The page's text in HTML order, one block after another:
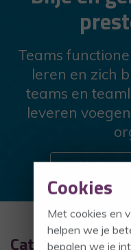
Teams
leren en zich
teams en
leveren
Klik hier
Categorieën
Cookies
Met cookies en
helpen we je
bepalen we je